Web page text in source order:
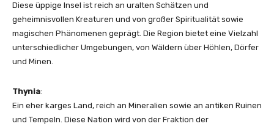
Diese üppige Insel ist reich an uralten Schätzen und
geheimnisvollen Kreaturen und von großer Spiritualität sowie
magischen Phänomenen geprägt. Die Region bietet eine Vielzahl
unterschiedlicher Umgebungen, von Wäldern über Höhlen, Dörfer
und Minen.
Thynia:
Ein eher karges Land, reich an Mineralien sowie an antiken Ruinen
und Tempeln. Diese Nation wird von der Fraktion der